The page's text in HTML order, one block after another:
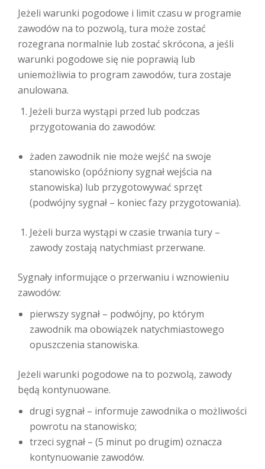
Jeżeli warunki pogodowe i limit czasu w programie
zawodów na to pozwolą, tura może zostać
rozegrana normalnie lub zostać skrócona, a jeśli
warunki pogodowe się nie poprawią lub
uniemożliwia to program zawodów, tura zostaje
anulowana.
Jeżeli burza wystąpi przed lub podczas
przygotowania do zawodów:
żaden zawodnik nie może wejść na swoje
stanowisko (opóźniony sygnał wejścia na
stanowiska) lub przygotowywać sprzęt
(podwójny sygnał – koniec fazy przygotowania).
Jeżeli burza wystąpi w czasie trwania tury –
zawody zostają natychmiast przerwane.
Sygnały informujące o przerwaniu i wznowieniu
zawodów:
pierwszy sygnał – podwójny, po którym
zawodnik ma obowiązek natychmiastowego
opuszczenia stanowiska.
Jeżeli warunki pogodowe na to pozwolą, zawody
będą kontynuowane.
drugi sygnał – informuje zawodnika o możliwości
powrotu na stanowisko;
trzeci sygnał – (5 minut po drugim) oznacza
kontynuowanie zawodów.